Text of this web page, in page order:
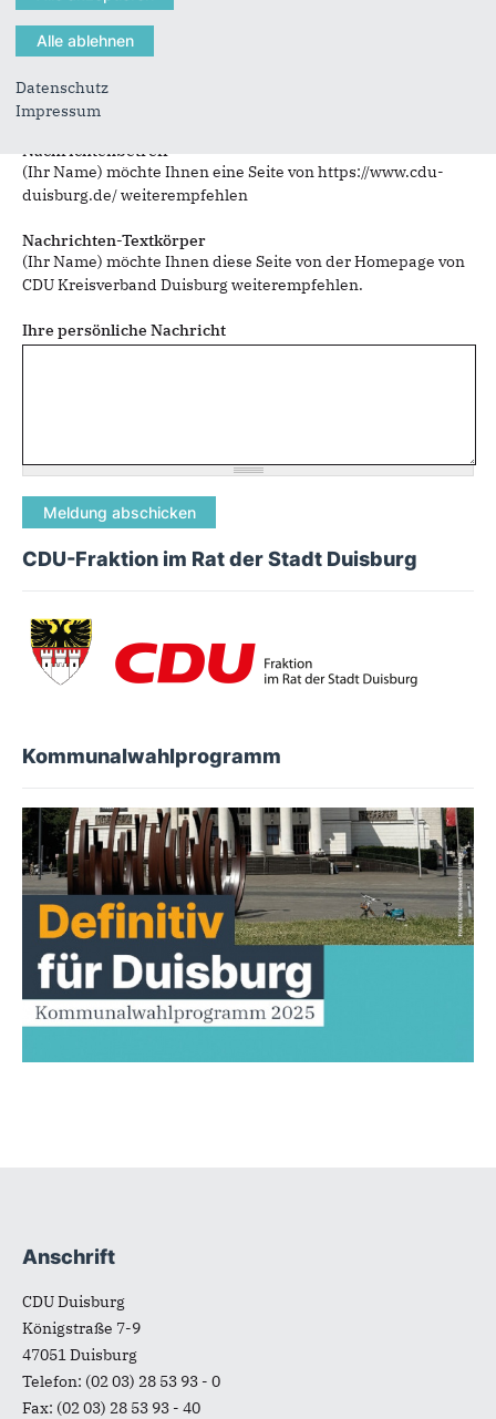
Sie können mehrere Empfänger mit Komma getrennt eingeben.
Sie leiten den folgenden Inhalt weiter
Ortsverband Neumühl
Nachrichtenbetreff
(Ihr Name) möchte Ihnen eine Seite von https://www.cdu-
duisburg.de/ weiterempfehlen
Nachrichten-Textkörper
(Ihr Name) möchte Ihnen diese Seite von der Homepage von
CDU Kreisverband Duisburg weiterempfehlen.
Ihre persönliche Nachricht
CDU-Fraktion im Rat der Stadt Duisburg
Kommunalwahlprogramm
Fußbereich
Anschrift
CDU Duisburg
Königstraße 7-9
47051Duisburg
Telefon: (02 03) 28 53 93 - 0
Fax: (02 03) 28 53 93 - 40
Datenschutz
Impressum